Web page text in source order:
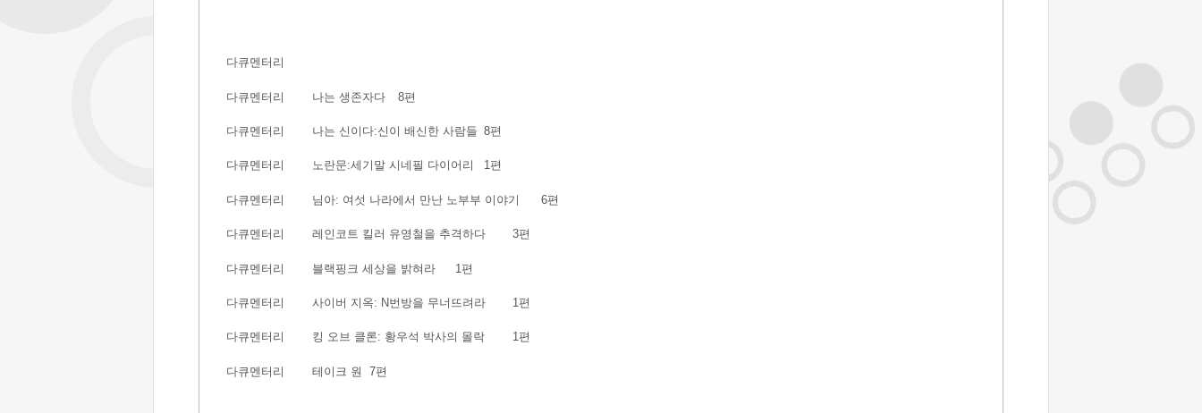
다큐멘터리
다큐멘터리 나는 생존자다 8편
다큐멘터리 나는 신이다:신이 배신한 사람들 8편
다큐멘터리 노란문:세기말 시네필 다이어리 1편
다큐멘터리 님아: 여섯 나라에서 만난 노부부 이야기 6편
다큐멘터리 레인코트 킬러 유영철을 추격하다 3편
다큐멘터리 블랙핑크 세상을 밝혀라 1편
다큐멘터리 사이버 지옥: N번방을 무너뜨려라 1편
다큐멘터리 킹 오브 클론: 황우석 박사의 몰락 1편
다큐멘터리 테이크 원 7편